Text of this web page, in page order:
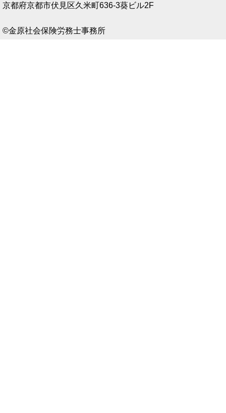
京都府京都市伏見区久米町636-3葵ビル2F
©金原社会保険労務士事務所